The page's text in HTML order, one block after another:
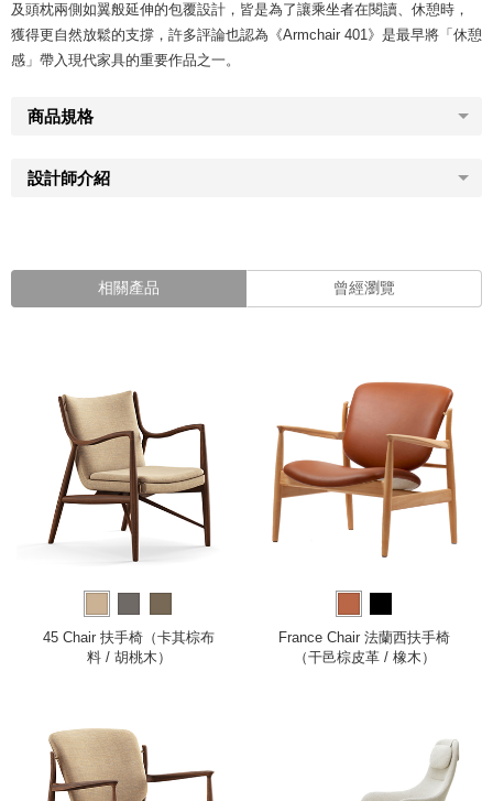
及頭枕兩側如翼般延伸的包覆設計，皆是為了讓乘坐者在閱讀、休憩時，
獲得更自然放鬆的支撐，許多評論也認為《Armchair 401》是最早將「休憩
感」帶入現代家具的重要作品之一。
商品規格
設計師介紹
相關產品 曾經瀏覽
45 Chair 扶手椅（卡其棕布
料 / 胡桃木）
France Chair 法蘭西扶手椅
（干邑棕皮革 / 橡木）